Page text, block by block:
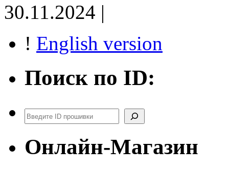
30.11.2024 |
! English version
Поиск по ID:
Поиск
Онлайн-Магазин